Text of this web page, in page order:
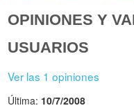
OPINIONES Y
USUARIOS
Ver las 1 opiniones
Última: 10/7/2008